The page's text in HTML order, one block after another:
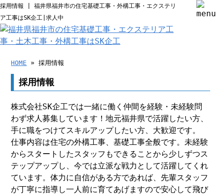
採用情報 | 福井県福井市の住宅基礎工事・外構工事・エクステリ
ア工事はSK企工|求人中
HOME » 採用情報
採用情報
株式会社SK企工では一緒に働く仲間を経験・未経験問
わず求人募集しています！地元福井県で活躍したい方、
手に職をつけてスキルアップしたい方、大歓迎です。
仕事内容は住宅の外構工事、基礎工事全般です。未経験
からスタートしたスタッフもできることから少しずつス
テップアップし、今では立派な戦力として活躍してくれ
ています。体力に自信がある方であれば、先輩スタッフ
が丁寧に指導し一人前に育てあげますので安心して飛び